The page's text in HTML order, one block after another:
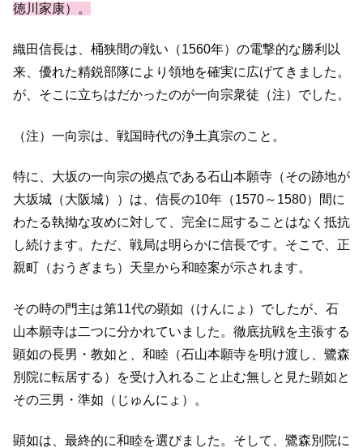
徳川家康）。
織田信長は、桶狭間の戦い（1560年）の電撃的な勝利以
来、優れた精鋭部隊により領地を確実に広げてきました。
が、そこに立ちはだかったのが一向宗衆徒（注）でした。
（注）一向宗は、戦国時代の浄土真宗のこと。
特に、大坂の一向宗の拠点である石山本願寺（その跡地が
大坂城（大阪城））は、信長の10年（1570～1580）間に
わたる執拗な攻めに対して、完全に屈することはなく抵抗
し続けます。ただ、戦局は明らかに信長です。そこで、正
親町（おうぎまち）天皇から和睦案が示されます。
その時の門主は第11代の顕如（けんにょ）でしたが、石
山本願寺は二つに分かれていました。徹底抗戦を主張する
顕如の長男・教如と、和睦（石山本願寺を明け渡し、鷺森
別院に転居する）を受け入れること止む無しと見た顕如と
その三男・準如（じゅんにょ）。
顕如は、最終的に和睦を選びました。そして、鷺森別院に